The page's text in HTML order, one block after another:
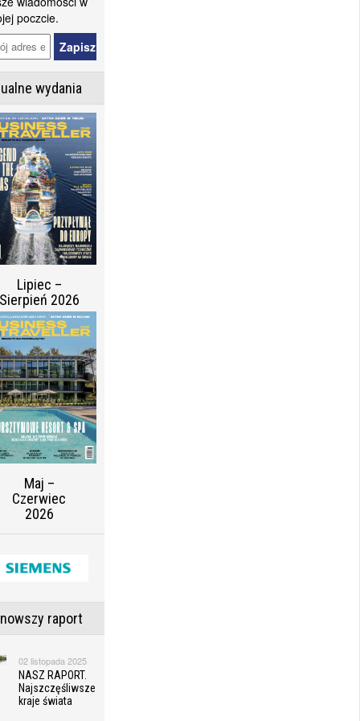
poczcie.
wydania
Lipiec –
2026
Maj –
Czerwiec
2026
raport
02 listopada 2025
NASZ RAPORT.
Najszczęśliwsze
kraje świata